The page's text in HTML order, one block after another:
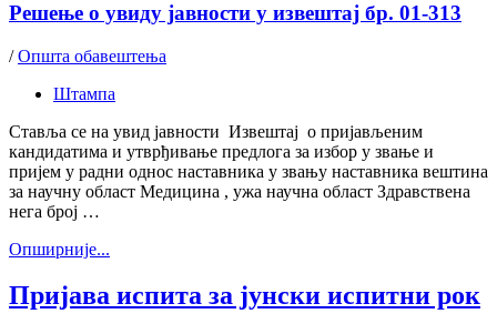
Решење о увиду јавности у извештај бр. 01-313
/Општа обавештења
Штампа
Ставља се на увид јавности Извештај о пријављеним
кандидатима и утврђивање предлога за избор у звање и
пријем у радни однос наставника у звању наставника вештина
за научну област Медицина , ужа научна област Здравствена
нега број …
Oпширније...
Пријава испита за јунски испитни рок